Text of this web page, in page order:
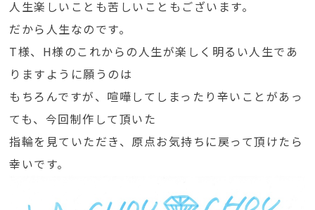
人生楽しいことも苦しいこともございます。
だから人生なのです。
T様、H様のこれからの人生が楽しく明るい人生であ
りますように願うのは
もちろんですが、喧嘩してしまったり辛いことがあっ
ても、今回制作して頂いた
指輪を見ていただき、原点お気持ちに戻って頂けたら
幸いです。